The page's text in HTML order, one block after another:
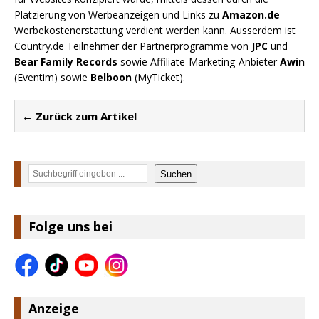
Platzierung von Werbeanzeigen und Links zu Amazon.de
Werbekostenerstattung verdient werden kann. Ausserdem ist
Country.de Teilnehmer der Partnerprogramme von JPC und
Bear Family Records sowie Affiliate-Marketing-AnbieterAwin
(Eventim) sowie Belboon (MyTicket).
← Zurück zum Artikel
Suchen Suchen
Folge uns bei
Anzeige